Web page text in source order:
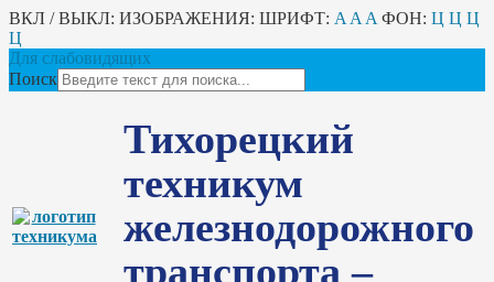
ВКЛ / ВЫКЛ: ИЗОБРАЖЕНИЯ: ШРИФТ: A A A ФОН: Ц Ц Ц
Ц
Для слабовидящих
Поиск
Тихорецкий
техникум
железнодорожного
транспорта –